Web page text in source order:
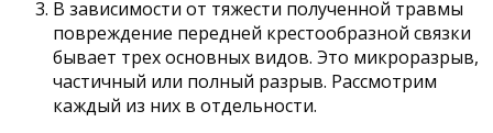
​В зависимости от тяжести полученной травмы
повреждение передней крестообразной связки
бывает трех основных видов. Это микроразрыв,
частичный или полный разрыв. Рассмотрим
каждый из них в отдельности.​